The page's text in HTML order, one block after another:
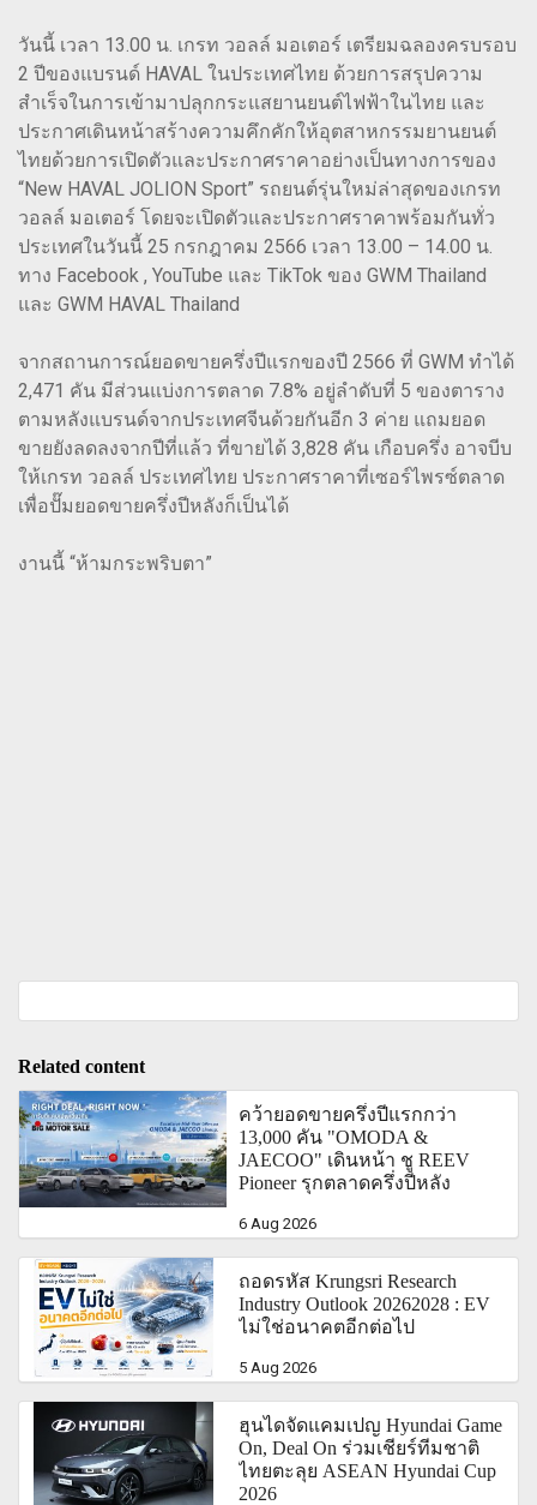
วันนี้ เวลา 13.00 น. เกรท วอลล์ มอเตอร์ เตรียมฉลองครบรอบ
2 ปีของแบรนด์ HAVAL ในประเทศไทย ด้วยการสรุปความ
สำเร็จในการเข้ามาปลุกกระแสยานยนต์ไฟฟ้าในไทย และ
ประกาศเดินหน้าสร้างความคึกคักให้อุตสาหกรรมยานยนต์
ไทยด้วยการเปิดตัวและประกาศราคาอย่างเป็นทางการของ
“New HAVAL JOLION Sport” รถยนต์รุ่นใหม่ล่าสุดของเกรท
วอลล์ มอเตอร์ โดยจะเปิดตัวและประกาศราคาพร้อมกันทั่ว
ประเทศในวันนี้ 25 กรกฎาคม 2566 เวลา 13.00 – 14.00 น.
ทาง Facebook , YouTube และ TikTok ของ GWM Thailand
และ GWM HAVAL Thailand
จากสถานการณ์ยอดขายครึ่งปีแรกของปี 2566 ที่ GWM ทำได้
2,471 คัน มีส่วนแบ่งการตลาด 7.8% อยู่ลำดับที่ 5 ของตาราง
ตามหลังแบรนด์จากประเทศจีนด้วยกันอีก 3 ค่าย แถมยอด
ขายยังลดลงจากปีที่แล้ว ที่ขายได้ 3,828 คัน เกือบครึ่ง อาจบีบ
ให้เกรท วอลล์ ประเทศไทย ประกาศราคาที่เซอร์ไพรซ์ตลาด
เพื่อปั๊มยอดขายครึ่งปีหลังก็เป็นได้
งานนี้ “ห้ามกระพริบตา”
Related content
คว้ายอดขายครึ่งปีแรกกว่า
13,000 คัน "OMODA &
JAECOO" เดินหน้า ชู REEV
Pioneer รุกตลาดครึ่งปีหลัง
6 Aug 2026
ถอดรหัส Krungsri Research
Industry Outlook 20262028 : EV
ไม่ใช่อนาคตอีกต่อไป
5 Aug 2026
ฮุนไดจัดแคมเปญ Hyundai Game
On, Deal On ร่วมเชียร์ทีมชาติ
ไทยตะลุย ASEAN Hyundai Cup
2026